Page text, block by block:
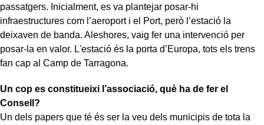
passatgers. Inicialment, es va plantejar posar-hi
infraestructures com l’aeroport i el Port, però l’estació la
deixaven de banda. Aleshores, vaig fer una intervenció per
posar-la en valor. L'estació és la porta d’Europa, tots els trens
fan cap al Camp de Tarragona.
Un cop es constitueixi l’associació, què ha de fer el
Consell?
Un dels papers que té és ser la veu dels municipis de tota la